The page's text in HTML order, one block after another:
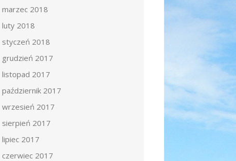
marzec 2018
luty 2018
styczeń 2018
grudzień 2017
listopad 2017
październik 2017
wrzesień 2017
sierpień 2017
lipiec 2017
czerwiec 2017